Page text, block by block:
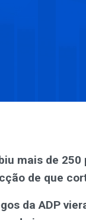
mais de
de que
da ADP